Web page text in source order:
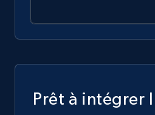
Prêt à intégrer